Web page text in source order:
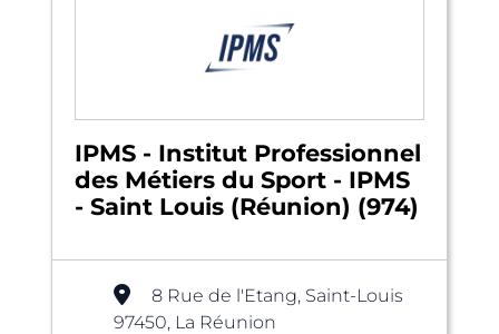
IPMS - Institut Professionnel
des Métiers du Sport - IPMS
- Saint Louis (Réunion) (974)
8 Rue de l'Etang, Saint-Louis
97450, La Réunion